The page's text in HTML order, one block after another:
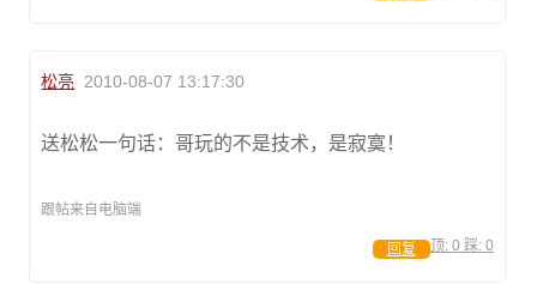
松亮 2010-08-07 13:17:30
送松松一句话：哥玩的不是技术，是寂寞！
跟帖来自电脑端
顶: 0 踩: 0
回复